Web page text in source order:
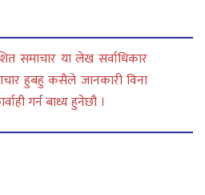
समाचार या लेख सर्वाधिकार
हुबहु कसैले जानकारी विना
गर्न बाध्य हुनेछौ ।